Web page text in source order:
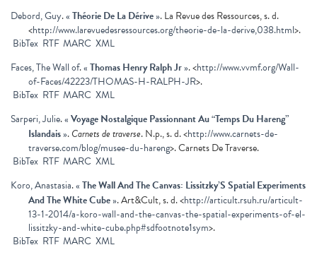
Debord, Guy.«Théorie De La Dérive». La Revue des Ressources, s. d.
<http://www.larevuedesressources.org/theorie-de-la-derive,038.html>.
BibTex RTF MARC XML
Faces, The Wall of.«Thomas Henry Ralph Jr». <http://www.vvmf.org/Wall-
of-Faces/42223/THOMAS-H-RALPH-JR>.
BibTex RTF MARC XML
Sarperi, Julie.«Voyage Nostalgique Passionnant Au “Temps Du Hareng”
Islandais».Carnets de traverse. N.p., s. d. <http://www.carnets-de-
traverse.com/blog/musee-du-hareng>. Carnets De Traverse.
BibTex RTF MARC XML
Koro, Anastasia.«The Wall And The Canvas: Lissitzky’S Spatial Experiments
And The White Cube». Art&Cult, s. d. <http://articult.rsuh.ru/articult-
13-1-2014/a-koro-wall-and-the-canvas-the-spatial-experiments-of-el-
lissitzky-and-white-cube.php#sdfootnote1sym>.
BibTex RTF MARC XML